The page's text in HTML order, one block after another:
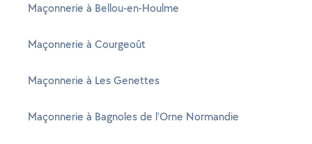
Maçonnerie à Bellou-en-Houlme
Maçonnerie à Courgeoût
Maçonnerie à Les Genettes
Maçonnerie à Bagnoles de l'Orne Normandie